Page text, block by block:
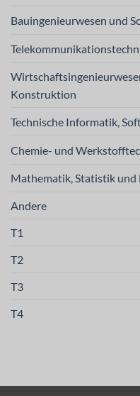
Bauingenieurwesen und
Konstruktion
Technische Informatik,
Chemie- und
Mathematik, Statistik und
Andere
T1
T2
T3
T4